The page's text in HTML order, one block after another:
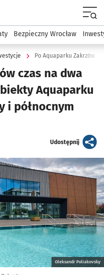
Dla mieszkańca
Bezpieczny Wrocław
Po Aquaparku Zakrzów
czas na dwa
Aquaparku
i północnym
Udostępnijartykuł
Oleksandr Poliakovsky